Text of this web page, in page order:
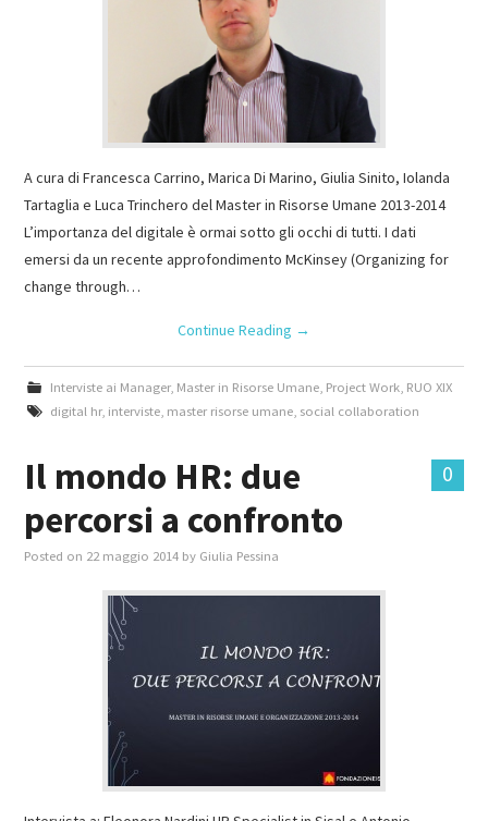
A cura di Francesca Carrino, Marica Di Marino, Giulia Sinito, Iolanda
Tartaglia e Luca Trinchero del Master in Risorse Umane 2013-2014
L’importanza del digitale è ormai sotto gli occhi di tutti. I dati
emersi da un recente approfondimento McKinsey (Organizing for
change through…
Continue Reading →
Interviste ai Manager, Master in Risorse Umane, Project Work, RUO XIX
digital hr, interviste, master risorse umane, social collaboration
0
Il mondo HR: due
percorsi a confronto
Posted on 22 maggio 2014 by Giulia Pessina